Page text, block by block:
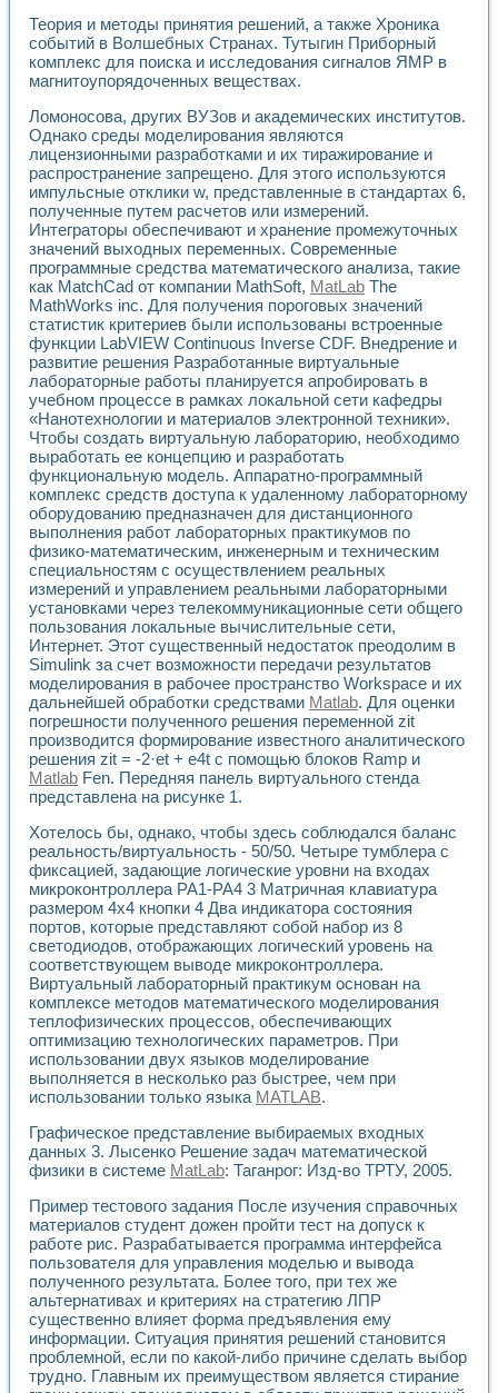
Оборудование для промышленной термотрансферной
Автоматизация реометрических исследований на базе
Применение измерителя иммитанса для исследова¬ния
Исследование электромагнитных переходных процессов
Стенд для исследования электрических переходных
Автоматизация контроля сварных швов на базе
Измерительный контроль с применением
Моделирование надежности и эффективности систем
Лабораторные практикумы и учебные стенды
Автоматизация лабораторного стенда по измерению
Автоматизированные лабораторные комплексы для
Виртуальный прибор для исследования нелинейных
Использование виртуальных приборов в процесе
Использование программ ELECTRONICS WORKBENCH-
Лабораторный практикум по дисциплине «Цифровые
Лабораторный практикум по ИНС на основе LabVIEW
Лабораторный практикум по основам теории коммутации
Опыт использования NI LabVIEW для создания
Применение LabVIEW для исследования течения в
Создание виртуальной работы «Изучение магнитных
Обратный маятник
Устройство для изучения основ интерфейсов обмена по
Лабораторный практикум: изучение адиабатического
Стенд для исследования электрических переходных
Система статистической обработки результатов
Автоматизация лазерно-плазменных измерений с
Модельно-измерительный комплекс. Назначение. Состав.
Использование технологий NATIONAL INSTRUMENTS
Учебный практикум "Спектральный и корреляционный
Учебный стенд для исследования принципа действия
Оборудование и программное обеспечение учебных
Виртуальный лабораторный практикум для изучения
Управление роботом ТУР-10 средствами LabVIEW
Аппаратно-программный комплекс для исследования
Автоматизированный дистанционный лабораторный
Исследование возможности реставрации одномерных
Использование технологий NATIONAL INSTRUMENTS в
Разработка модификаций алгоритма полигармонической
Учебный стенд для исследования принципа действия
Виртуальная система поддержки принимаемых решений в
Преемственность дисциплин «Моделирование систем» и
Универсальный стенд для исследования электрических
Лабораторные практикумы по информационно-
Виртуальный измеритель частотных характеристик на
Лабораторный практикум по основам теории Коммутации
Разработка виртуальной лабораторной работы
Виртуальные практикумы по электротехнике в среде
Из опыта внедрения в рамках национального проекта
Исследование эффективности решателей
Опыт разработки LabVIEW лабораторных практикумов
Проблемы повышения качества образования и
Развитие LabVIEW лабораторного практикума по
Разработка виртуальной лаборатории по электротехнике
Усовершенствованные алгоритмы частотного анализа
Об опыте работы учебного центра «Технологии
Система диагностики двигателей постоянного тока
Автоматизированный стенд формирования
Лабораторный практикум по курсу ИИС на базе
Партнеры
Академические и отраслевые институты
Учебные заведения
Бизнес
Контакты
Теория и методы принятия решений, а также Хроника
событий в Волшебных Странах. Тутыгин Приборный
комплекс для поиска и исследования сигналов ЯМР в
магнитоупорядоченных веществах.
Ломоносова, других ВУЗов и академических институтов.
Однако среды моделирования являются
лицензионными разработками и их тиражирование и
распространение запрещено. Для этого используются
импульсные отклики w, представленные в стандартах 6,
полученные путем расчетов или измерений.
Интеграторы обеспечивают и хранение промежуточных
значений выходных переменных. Современные
программные средства математического анализа, такие
как MatchCad от компании MathSoft, MatLab The
MathWorks inc. Для получения пороговых значений
статистик критериев были использованы встроенные
функции LabVIEW Continuous Inverse CDF. Внедрение и
развитие решения Разработанные виртуальные
лабораторные работы планируется апробировать в
учебном процессе в рамках локальной сети кафедры
«Нанотехнологии и материалов электронной техники».
Чтобы создать виртуальную лабораторию, необходимо
выработать ее концепцию и разработать
функциональную модель. Аппаратно-программный
комплекс средств доступа к удаленному лабораторному
оборудованию предназначен для дистанционного
выполнения работ лабораторных практикумов по
физико-математическим, инженерным и техническим
специальностям с осуществлением реальных
измерений и управлением реальными лабораторными
установками через телекоммуникационные сети общего
пользования локальные вычислительные сети,
Интернет. Этот существенный недостаток преодолим в
Simulink за счет возможности передачи результатов
моделирования в рабочее пространство Workspace и их
дальнейшей обработки средствами Matlab. Для оценки
погрешности полученного решения переменной zit
производится формирование известного аналитического
решения zit = -2·et + е4t с помощью блоков Ramp и
Matlab Fen. Передняя панель виртуального стенда
представлена на рисунке 1.
Хотелось бы, однако, чтобы здесь соблюдался баланс
реальность/виртуальность - 50/50. Четыре тумблера с
фиксацией, задающие логические уровни на входах
микроконтроллера РА1-РА4 3 Матричная клавиатура
размером 4x4 кнопки 4 Два индикатора состояния
портов, которые представляют собой набор из 8
светодиодов, отображающих логический уровень на
соответствующем выводе микроконтроллера.
Виртуальный лабораторный практикум основан на
комплексе методов математического моделирования
теплофизических процессов, обеспечивающих
оптимизацию технологических параметров. При
использовании двух языков моделирование
выполняется в несколько раз быстрее, чем при
использовании только языка MATLAB.
Графическое представление выбираемых входных
данных 3. Лысенко Решение задач математической
физики в системе MatLab: Таганрог: Изд-во ТРТУ, 2005.
Пример тестового задания После изучения справочных
материалов студент дожен пройти тест на допуск к
работе рис. Разрабатывается программа интерфейса
пользователя для управления моделью и вывода
полученного результата. Более того, при тех же
альтернативах и критериях на стратегию ЛПР
существенно влияет форма предъявления ему
информации. Ситуация принятия решений становится
проблемной, если по какой-либо причине сделать выбор
трудно. Главным их преимуществом является стирание